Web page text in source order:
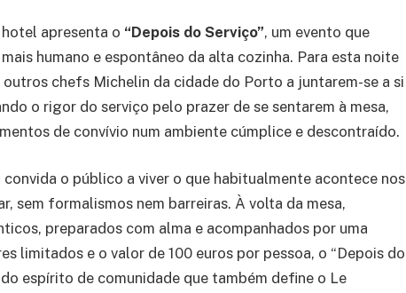
hotel apresenta o “Depois do Serviço”, um evento que
humano e espontâneo da alta cozinha. Para esta noite
chefs Michelin da cidade do Porto a juntarem-se a si
o rigor do serviço pelo prazer de se sentarem à mesa,
de convívio num ambiente cúmplice e descontraído.
o público a viver o que habitualmente acontece nos
sem formalismos nem barreiras. À volta da mesa,
preparados com alma e acompanhados por uma
limitados e o valor de 100 euros por pessoa, o “Depois do
espírito de comunidade que também define o Le